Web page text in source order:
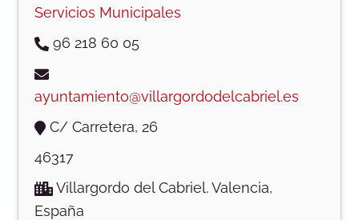
Servicios Municipales
96 218 60 05
ayuntamiento@villargordodelcabriel.es
C/ Carretera, 26
46317
Villargordo del Cabriel. Valencia,
España